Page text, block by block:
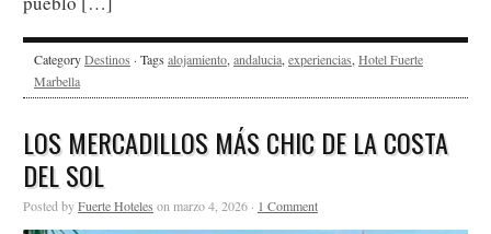
CategoryDestinos · Tags alojamiento, andalucia, experiencias, Hotel Fuerte
Marbella
LOS MERCADILLOS MÁS CHIC DE LA COSTA
DEL SOL
Posted byFuerte Hoteles on marzo 4, 2026 · 1 Comment